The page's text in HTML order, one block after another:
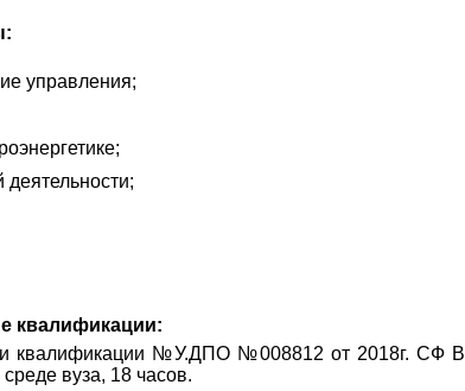
управления;
квалификации:
квалификации №У.ДПО №008812 от 2018г. СФ
среде вуза, 18 часов.